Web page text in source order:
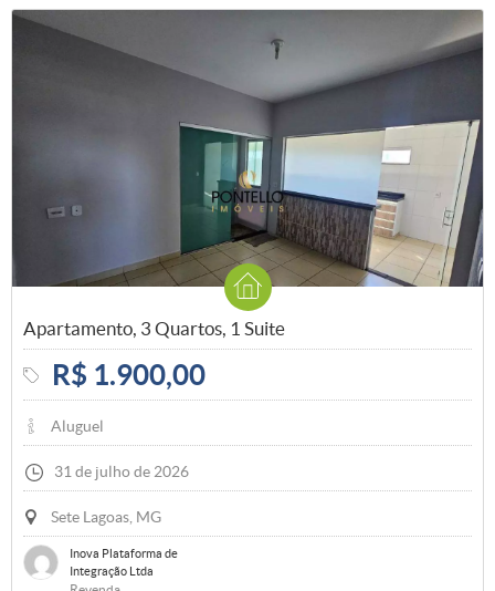
Apartamento, 3 Quartos, 1 Suite
R$ 1.900,00
Aluguel
31 de julho de 2026
Sete Lagoas, MG
Inova Plataforma de
Integração Ltda